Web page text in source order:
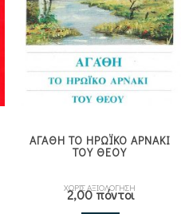
ΑΓΑΘΗ ΤΟ ΗΡΩΪΚΟ ΑΡΝΑΚΙ
ΤΟΥ ΘΕΟΥ
ΧΩΡΙΣ ΑΞΙΟΛΟΓΗΣΗ
2,00 πόντοι